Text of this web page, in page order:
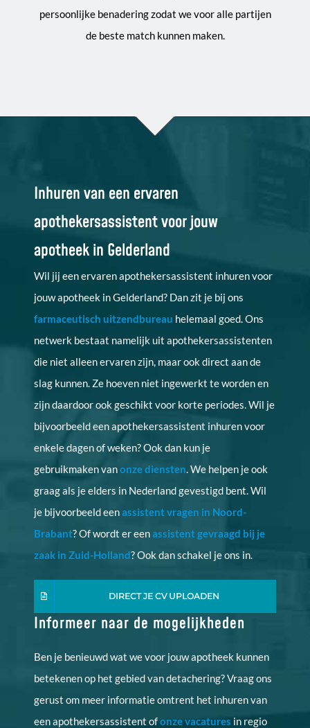
persoonlijke benadering zodat we voor alle partijen
de beste match kunnen maken.
Inhuren van een ervaren
apothekersassistent voor jouw
apotheek in Gelderland
Wil jij een ervaren apothekersassistent inhuren voor
jouw apotheek in Gelderland? Dan zit je bij ons
farmaceutisch uitzendbureau helemaal goed. Ons
netwerk bestaat namelijk uit apothekersassistenten
die niet alleen ervaren zijn, maar ook direct aan de
slag kunnen. Ze hoeven niet ingewerkt te worden en
zijn daardoor ook geschikt voor korte periodes. Wil je
bijvoorbeeld een apothekersassistent inhuren voor
enkele dagen of weken? Ook dan kun je
gebruikmaken vanonze diensten. We helpen je ook
graag als je elders in Nederland gevestigd bent. Wil
je bijvoorbeeld eenassistent vragen in Noord-
Brabant? Of wordt er eenassistent gevraagd bij je
zaak in Zuid-Holland? Ook dan schakel je ons in.
DIRECT JE CV UPLOADEN
Informeer naar de mogelijkheden
Ben je benieuwd wat we voor jouw apotheek kunnen
betekenen op het gebied van detachering? Vraag ons
gerust om meer informatie omtrent het inhuren van
een apothekersassistent ofonze vacatures in regio